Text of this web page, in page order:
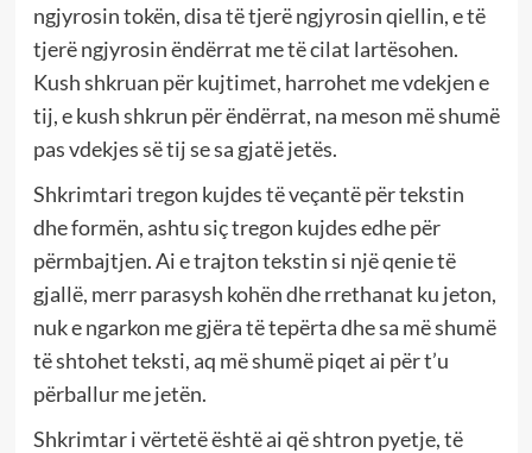
ngjyrosin tokën, disa të tjerë ngjyrosin qiellin, e të
tjerë ngjyrosin ëndërrat me të cilat lartësohen.
Kush shkruan për kujtimet, harrohet me vdekjen e
tij, e kush shkrun për ëndërrat, na meson më shumë
pas vdekjes së tij se sa gjatë jetës.
Shkrimtari tregon kujdes të veçantë për tekstin
dhe formën, ashtu siç tregon kujdes edhe për
përmbajtjen. Ai e trajton tekstin si një qenie të
gjallë, merr parasysh kohën dhe rrethanat ku jeton,
nuk e ngarkon me gjëra të tepërta dhe sa më shumë
të shtohet teksti, aq më shumë piqet ai për t’u
përballur me jetën.
Shkrimtar i vërtetë është ai që shtron pyetje, të